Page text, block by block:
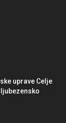
uprave Celje